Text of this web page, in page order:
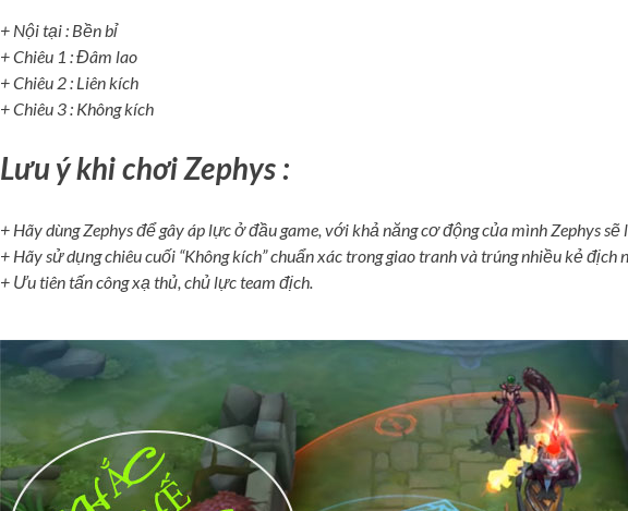
+ Nội tại : Bền bỉ
+ Chiêu 1 : Đâm lao
+ Chiêu 2 : Liên kích
+ Chiêu 3 : Không kích
Lưu ý khi chơi Zephys :
+ Hãy dùng Zephys để gây áp lực ở đầu game, với khả năng cơ động của mình Zephys sẽ
+ Hãy sử dụng chiêu cuối “Không kích” chuẩn xác trong giao tranh và trúng nhiều kẻ địch
+ Ưu tiên tấn công xạ thủ, chủ lực team địch.